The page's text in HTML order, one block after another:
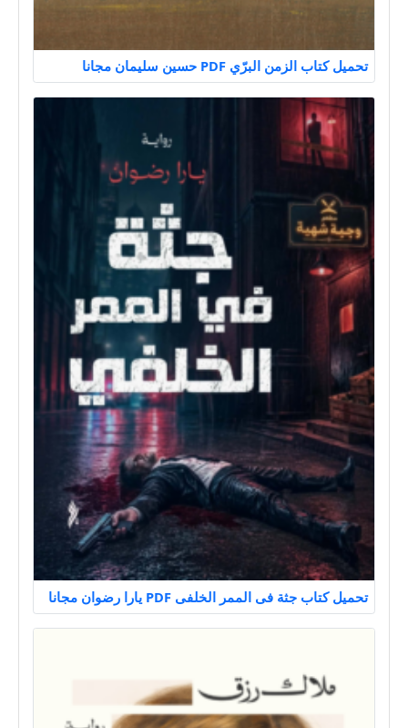
تحميل كتاب الزمن البرّي PDF حسين سليمان مجانا
تحميل كتاب جثة فى الممر الخلفى PDF يارا رضوان مجانا